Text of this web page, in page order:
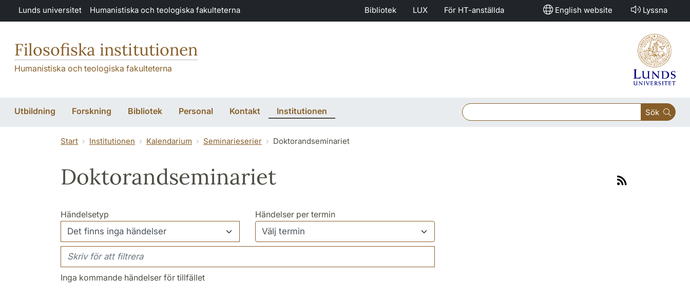
Hoppa till huvudinnehåll
Lunds universitet Humanistiska och teologiska fakulteterna Bibliotek LUX För HT-anställda English website Lyssna
Filosofiska institutionen
Humanistiska och teologiska fakulteterna
Utbildning Forskning Bibliotek Personal Kontakt Institutionen Sök
Start Institutionen Kalendarium Seminarieserier Doktorandseminariet
Doktorandseminariet
Rss-
Händelsetyp Händelser per termin
Inga kommande händelser för tillfället